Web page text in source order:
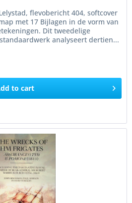
flevobericht 404, softcover
met 17 Bijlagen in de vorm van
Dit tweedelige
analyseert dertien...
to cart